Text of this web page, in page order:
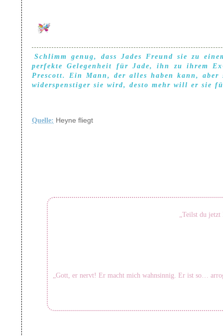
Schlimm genug, dass Jades Freund sie zu
perfekte Gelegenheit für Jade, ihn zu ihrem
Prescott. Ein Mann, der alles haben kann,
widerspenstiger sie wird, desto mehr will er sie
Quelle: Heyne fliegt
„Teilst du
„Gott, er nervt! Er macht mich wahnsinnig. Er ist so…